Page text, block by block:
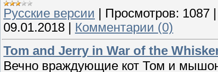
Русские версии
Просмотров: 1087
09.01.2018
Комментарии (0)
Tom and Jerry in War of the
Вечно враждующие кот Том и